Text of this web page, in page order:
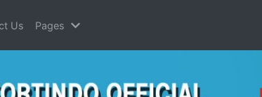
Us Pages